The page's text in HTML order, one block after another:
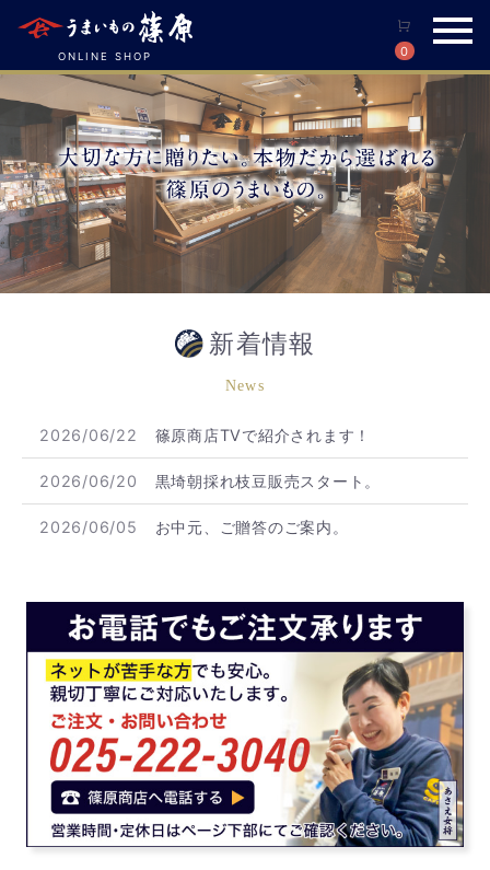
ONLINE SHOP 0
新着情報
News
2026/06/22 篠原商店TVで紹介されます！
2026/06/20 黒埼朝採れ枝豆販売スタート。
2026/06/05 お中元、ご贈答のご案内。